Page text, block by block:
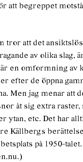
att begreppet
tror att det
av olika slag,
en omformning av
efter de öppna
Men jag menar att
åt sig extra raster,
ytan, etc. Det har
Källbergs
på 1950-talet.